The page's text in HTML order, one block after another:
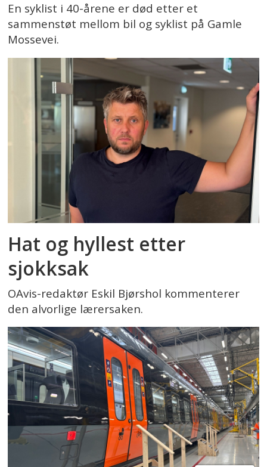
En syklist i 40-årene er død etter et
sammenstøt mellom bil og syklist på Gamle
Mossevei.
Hat og hyllest etter
sjokksak
OAvis-redaktør Eskil Bjørshol kommenterer
den alvorlige lærersaken.